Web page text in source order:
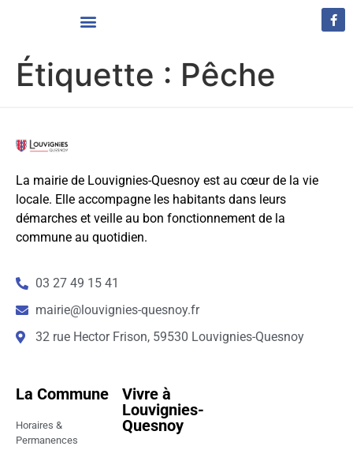
Étiquette : Pêche
La mairie de Louvignies-Quesnoy est au cœur de la vie
locale. Elle accompagne les habitants dans leurs
démarches et veille au bon fonctionnement de la
commune au quotidien.
03 27 49 15 41
mairie@louvignies-quesnoy.fr
32 rue Hector Frison, 59530 Louvignies-Quesnoy
La Commune
Horaires &
Permanences
Vivre à
Louvignies-
Quesnoy